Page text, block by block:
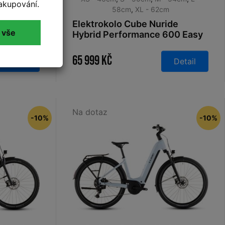
58cm, XL - 62cm
Elektrokolo Cube Nuride
Hybrid Performance 600 Easy
2026
65 999 Kč Detail
-10%
Na dotaz
-10%